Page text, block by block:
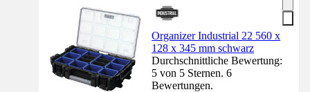
Organizer Industrial 22 560 x
128 x 345 mm schwarz
Durchschnittliche Bewertung:
5 von 5 Sternen. 6
Bewertungen.